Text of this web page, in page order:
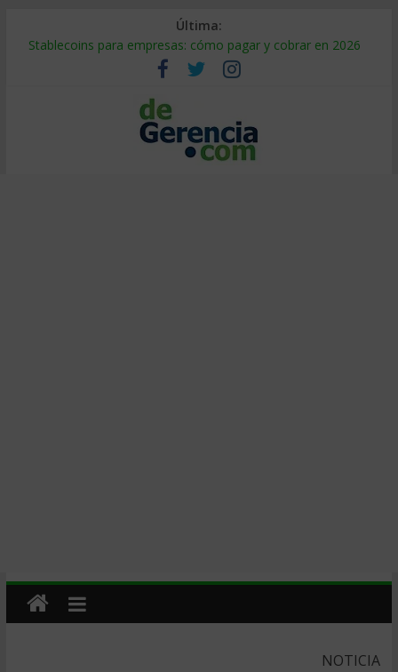
Última:
Stablecoins para empresas: cómo pagar y cobrar en 2026
Despido silencioso: qué es y por qué sale tan caro
IA en selección de personal: cómo auditarla a tiempo
Trabajo forzoso en la cadena de suministro: qué hacer
Mercado hispano de EE. UU.: cómo segmentarlo y venderle
NOTICIA